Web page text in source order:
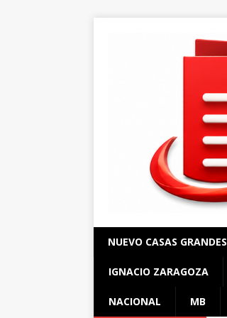
NUEVO CASAS GRANDES
IGNACIO ZARAGOZA
NACIONAL MB